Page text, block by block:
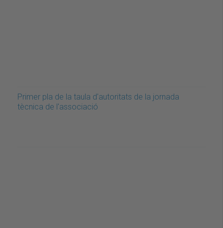
Primer pla de la taula d'autoritats de la jornada
tècnica de l'associació